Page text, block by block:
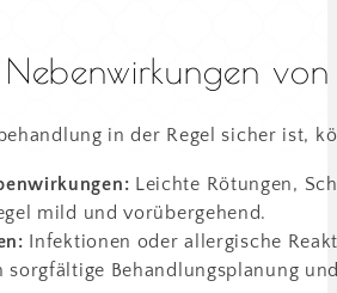
Nebenwirkungen
in der Regel sicher ist,
Leichte Rötungen,
mild und vorübergehend.
Infektionen oder allergische
sorgfältige Behandlungsplanung